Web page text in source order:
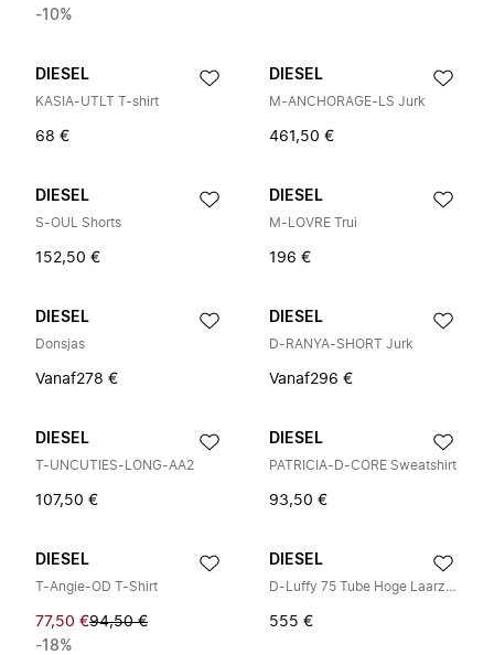
-10%
DIESEL
KASIA-UTLT T-shirt
68 €
DIESEL
M-ANCHORAGE-LS Jurk
461,50 €
DIESEL
S-OUL Shorts
152,50 €
DIESEL
M-LOVRE Trui
196 €
DIESEL
Donsjas
Vanaf278 €
DIESEL
D-RANYA-SHORT Jurk
Vanaf296 €
DIESEL
T-UNCUTIES-LONG-AA2
107,50 €
DIESEL
PATRICIA-D-CORE Sweatshirt
93,50 €
DIESEL
T-Angie-OD T-Shirt
77,50 €94,50 €
-18%
DIESEL
D-Luffy 75 Tube Hoge Laarzen
555 €